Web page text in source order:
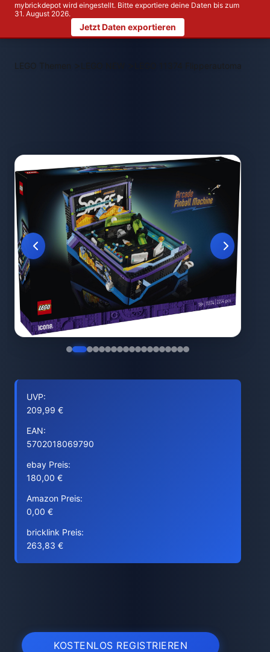
mybrickdepot wird eingestellt. Bitte exportiere deine Daten bis zum
31. August 2026.
Jetzt Daten exportieren
LEGO Themen > LEGO 11374 Flipperautomat
UVP:
209,99 €
EAN:
5702018069790
ebay Preis:
180,00 €
Amazon Preis:
0,00 €
bricklink Preis:
263,83 €
KOSTENLOS REGISTRIEREN